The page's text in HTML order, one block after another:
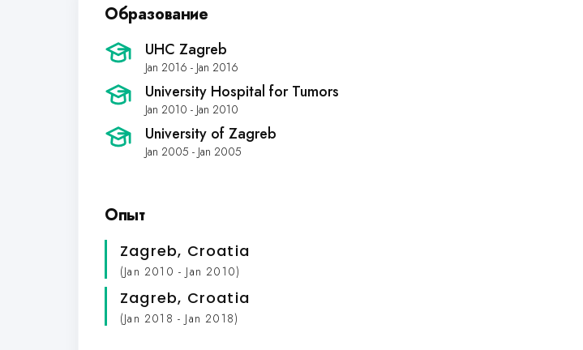
Образование
UHC Zagreb
Jan 2016 - Jan 2016
University Hospital for Tumors
Jan 2010 - Jan 2010
University of Zagreb
Jan 2005 - Jan 2005
Опыт
Zagreb, Croatia
(Jan 2010 - Jan 2010)
Zagreb, Croatia
(Jan 2018 - Jan 2018)